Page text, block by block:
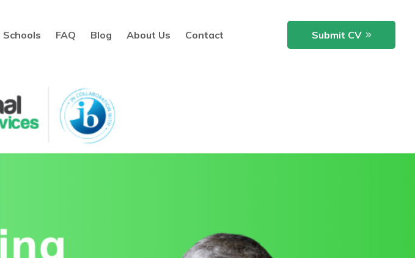
Schools FAQ Blog About Us Contact Submit CV